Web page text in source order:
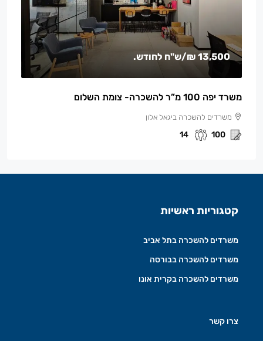
13,500 ₪ /ש"ח לחודש.
משרד יפה 100 מ”ר להשכרה- צומת השלום
משרדים להשכרה ביגאל אלון
100
14
קטגוריות ראשיות
משרדים להשכרה בתל אביב
משרדים להשכרה בבורסה
משרדים להשכרה בקרית אונו
צרו קשר